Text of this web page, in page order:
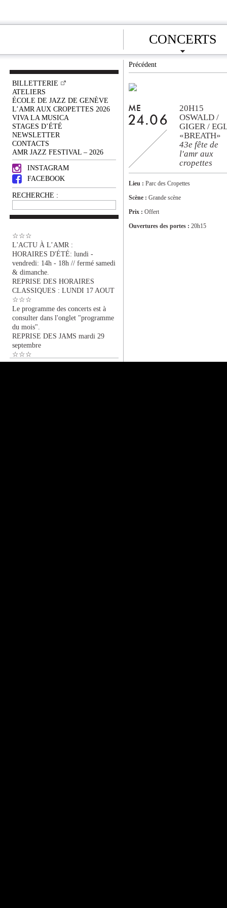
CONCERTS
BILLETTERIE
ATELIERS
ÉCOLE DE JAZZ DE GENÈVE
L’AMR AUX CROPETTES 2026
VIVA LA MUSICA
STAGES D’ÉTÉ
NEWSLETTER
CONTACTS
AMR JAZZ FESTIVAL – 2026
INSTAGRAM
FACEBOOK
RECHERCHE :
☆☆☆
L'ACTU À L’AMR :
HORAIRES D'ÉTÉ: lundi -
vendredi: 14h - 18h // fermé samedi
& dimanche.
REPRISE DES HORAIRES
CLASSIQUES : LUNDI 17 AOUT
☆☆☆
Le programme des concerts est à
consulter dans l'onglet "programme
du mois".
REPRISE DES JAMS mardi 29
septembre
☆☆☆
Précédent
ME
24.06
20H15
OSWALD /
GIGER /
«BREATH»
43e fête de
l'amr aux
cropettes
Lieu : Parc des Cropettes
Scène : Grande scène
Prix : Offert
Ouvertures des portes : 20h15